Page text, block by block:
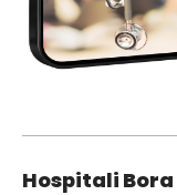
Hospitali Bora